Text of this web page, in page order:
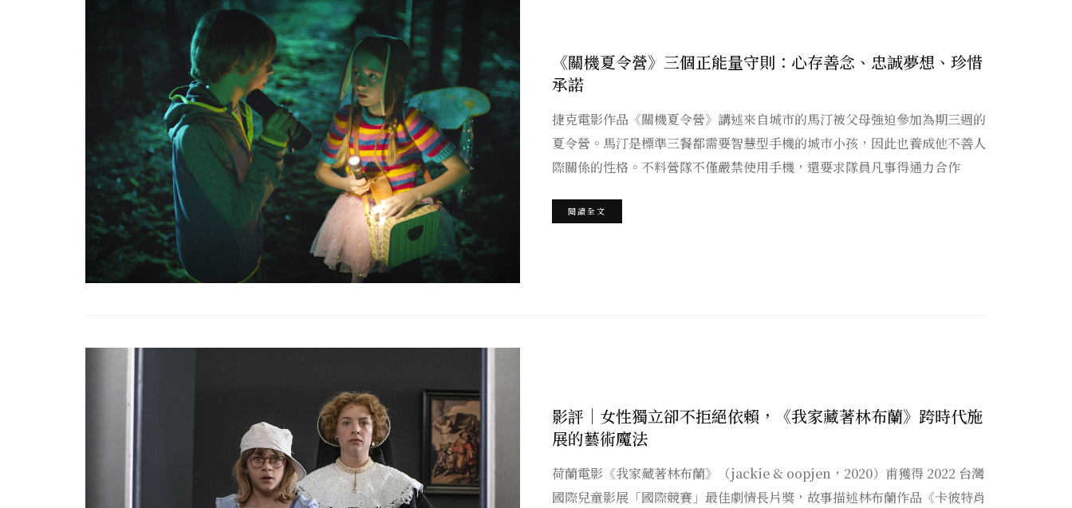
《關機夏令營》三個正能量守則：心存善念、忠誠夢想、珍惜
承諾
捷克電影作品《關機夏令營》講述來自城市的馬汀被父母強迫參加為期三週的
夏令營。馬汀是標準三餐都需要智慧型手機的城市小孩，因此也養成他不善人
際關係的性格。不料營隊不僅嚴禁使用手機，還要求隊員凡事得通力合作
閱讀全文
影評｜女性獨立卻不拒絕依賴，《我家藏著林布蘭》跨時代施
展的藝術魔法
荷蘭電影《我家藏著林布蘭》（jackie & oopjen，2020）甫獲得 2022 台灣
國際兒童影展「國際競賽」最佳劇情長片獎，故事描述林布蘭作品《卡彼特肖